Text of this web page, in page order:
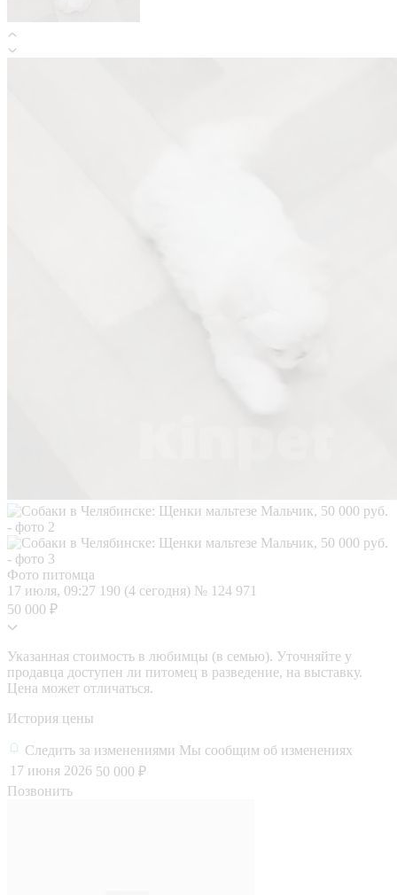
Фото питомца
17 июля, 09:27 190 (4 сегодня) № 124 971
50 000 ₽
Указанная стоимость в любимцы (в семью). Уточняйте у
продавца доступен ли питомец в разведение, на выставку.
Цена может отличаться.
История цены
Следить за изменениями Мы сообщим об изменениях
17 июня 2026 50 000 ₽
Позвонить